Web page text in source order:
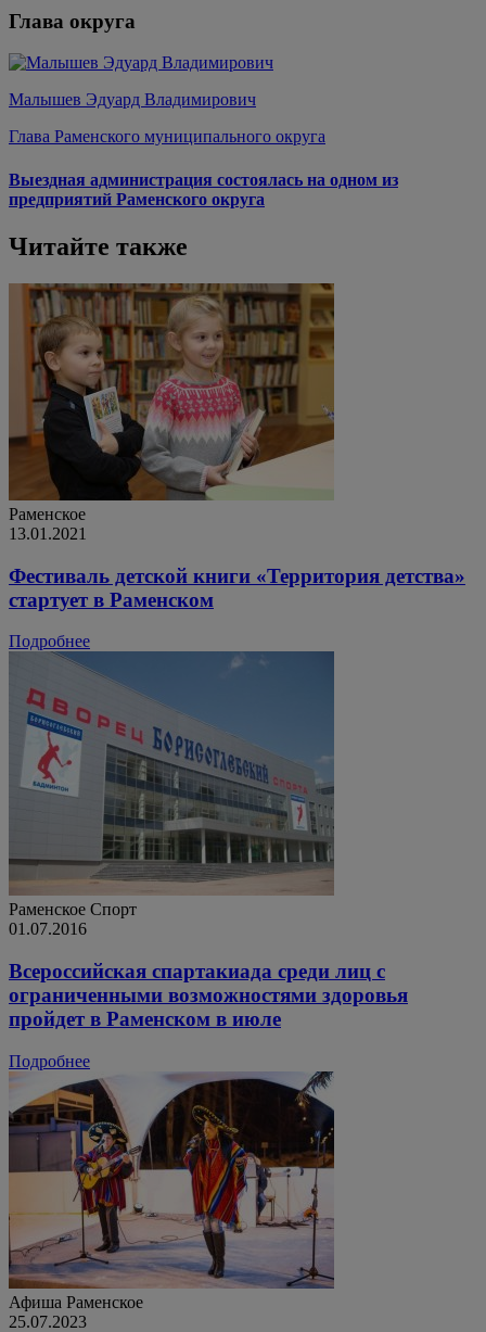
Глава округа
Малышев Эдуард Владимирович
Глава Раменского муниципального округа
Выездная администрация состоялась на одном из
предприятий Раменского округа
Читайте также
Раменское
13.01.2021
Фестиваль детской книги «Территория детства»
стартует в Раменском
Подробнее
Раменское Спорт
01.07.2016
Всероссийская спартакиада среди лиц с
ограниченными возможностями здоровья
пройдет в Раменском в июле
Подробнее
Афиша Раменское
25.07.2023